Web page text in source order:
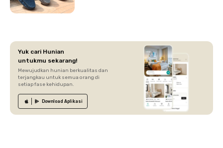
Yuk cari Hunian
untukmu sekarang!
Mewujudkan hunian berkualitas dan
terjangkau untuk semua orang di
setiap fase kehidupan.
Download Aplikasi